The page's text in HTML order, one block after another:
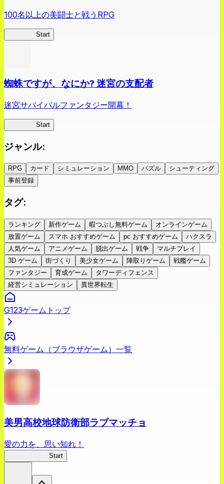
100名以上の美闘士と戦うRPG
Start
蜘蛛ですが、なにか? 迷宮の支配者
迷宮サバイバルファンタジー開幕！
Start
ジャンル:
RPG カード シミュレーション MMO パズル
シューティング
事前登録
タグ:
ランキング 新作ゲーム 暇つぶし無料ゲーム
オンラインゲーム
放置ゲーム
スマホ おすすめゲーム pc おすすめゲーム
ハクスラ
人気ゲーム
アニメゲーム 脱出ゲーム 戦争
マルチプレイ
3D ゲーム
街づくり 美少女ゲーム 陣取りゲーム
戦艦ゲーム
ファンタジー
育成ゲーム
タワーディフェンス
経営シミュレーション
異世界転生
G123ゲームトップ
無料ゲーム（ブラウザゲーム）一覧
美男高校地球防衛部ラブマッチョ
愛の力を、思い知れ！
Start